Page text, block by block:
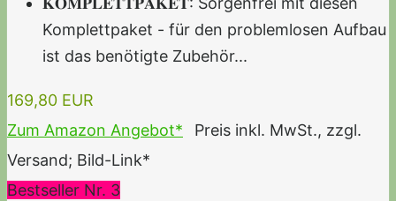
Komplettpaket - für den problemlosen Aufbau
ist das benötigte Zubehör...
169,80 EUR
Zum Amazon Angebot*
Preis inkl. MwSt., zzgl.
Versand; Bild-Link*
Bestseller Nr. 3